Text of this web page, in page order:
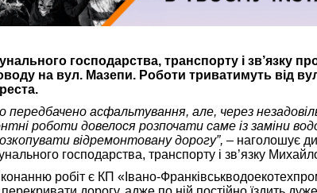
господарства, транспорту і зв’язку
на вул. Мазепи. Роботи триватимуть від
передбачено асфальтування, але, через
роботи довелося розпочати саме із заміни
відремонтовану дорогу”, – наголошує
господарства, транспорту і зв’язку
робіт є КП «Івано-